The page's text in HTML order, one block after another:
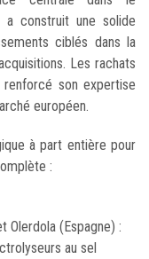
a construit une solide
ciblés dans la
Les rachats
son expertise
européen.
à part entière pour
:
Olerdola (Espagne) :
au sel